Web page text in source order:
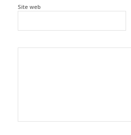
Site web